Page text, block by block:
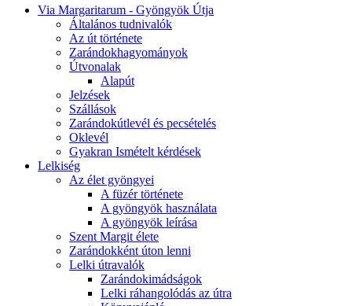
Via Margaritarum - Gyöngyök Útja
Általános tudnivalók
Az út története
Zarándokhagyományok
Útvonalak
Alapút
Jelzések
Szállások
Zarándokútlevél és pecsételés
Oklevél
Gyakran Ismételt kérdések
Lelkiség
Az élet gyöngyei
A füzér története
A gyöngyök használata
A gyöngyök leírása
Szent Margit élete
Zarándokként úton lenni
Lelki útravalók
Zarándokimádságok
Lelki ráhangolódás az útra